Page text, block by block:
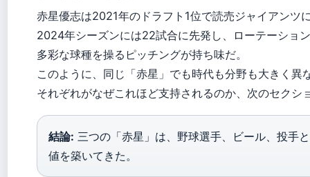
赤星優志は2021年のドラフト1位で読売ジャイアン
2024年シーズンには22試合に先発し、ローテーショ
多彩な球種を操るピッチングが持ち味だ。
このように、同じ「赤星」でも時代も分野も大きく異
それぞれがなぜこれほど支持されるのか、次のセクシ
結論: 三つの「赤星」は、野球選手、ビール、投手
値を築いてきた。